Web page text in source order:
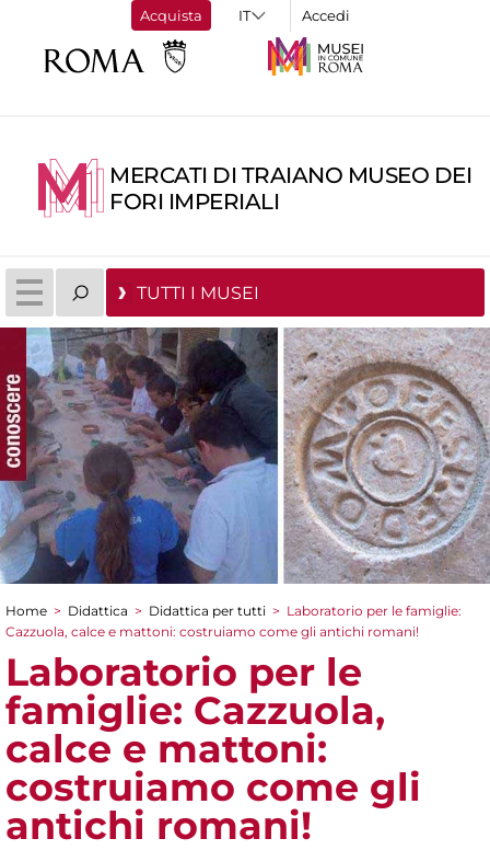
Acquista Accedi
MERCATI DI TRAIANO MUSEO DEI
FORI IMPERIALI
TUTTI I MUSEI
Tu sei qui
Home > Didattica > Didattica per tutti > Laboratorio per le famiglie:
Cazzuola, calce e mattoni: costruiamo come gli antichi romani!
Laboratorio per le
famiglie: Cazzuola,
calce e mattoni:
costruiamo come gli
antichi romani!